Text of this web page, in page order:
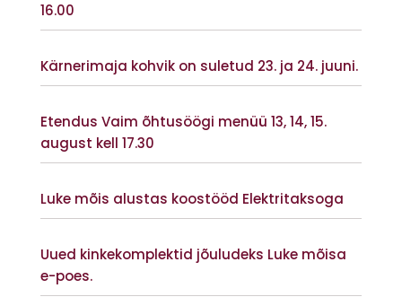
16.00
Kärnerimaja kohvik on suletud 23. ja 24. juuni.
Etendus Vaim õhtusöögi menüü 13, 14, 15.
august kell 17.30
Luke mõis alustas koostööd Elektritaksoga
Uued kinkekomplektid jõuludeks Luke mõisa
e-poes.